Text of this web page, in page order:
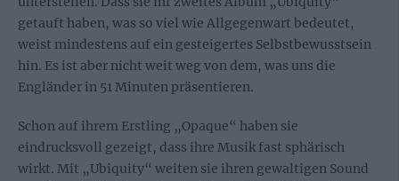
getauft haben, was so viel wie Allgegenwart bedeutet,
weist mindestens auf ein gesteigertes Selbstbewusstsein
hin. Es ist aber nicht weit weg von dem, was uns die
Engländer in 51 Minuten präsentieren.
Schon auf ihrem Erstling „Opaque“ haben sie
eindrucksvoll gezeigt, dass ihre Musik fast sphärisch
wirkt. Mit „Ubiquity“ weiten sie ihren gewaltigen Sound